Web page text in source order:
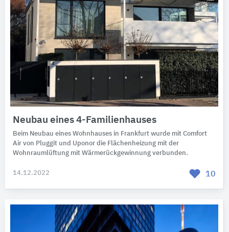
Neubau eines 4-Familienhauses
Beim Neubau eines Wohnhauses in Frankfurt wurde mit Comfort
Air von Pluggit und Uponor die Flächenheizung mit der
Wohnraumlüftung mit Wärmerückgewinnung verbunden.
14.12.2022 10